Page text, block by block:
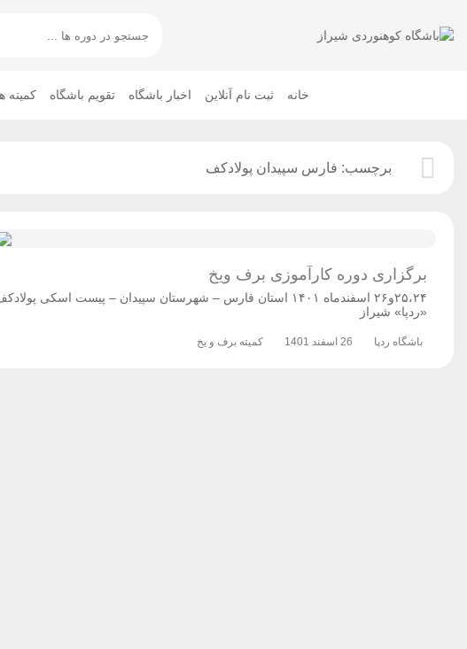
خانه ثبت نام آنلاین اخبار باشگاه تقویم باشگاه
برچسب: فارس سپیدان پولادکف
برگزاری دوره کارآموزی برف ویخ
۲۵،۲۴و۲۶ اسفندماه ۱۴۰۱ استان فارس – شهرستان سپیدان –
«ردپا» شیراز
باشگاه ردپا 26 اسفند 1401 کمیته برف و یخ